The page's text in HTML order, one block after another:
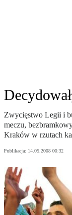
Zwycięstwo Legii i
meczu,
Kraków w rzutach
Publikacja: 14.05.2008 00:32